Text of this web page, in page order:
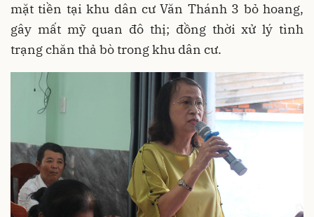
mặt tiền tại khu dân cư Văn Thánh 3 bỏ hoang,
gây mất mỹ quan đô thị; đồng thời xử lý tình
trạng chăn thả bò trong khu dân cư.